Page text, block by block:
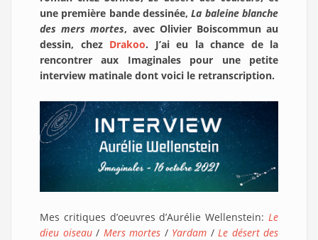
une première bande dessinée,La baleine blanche
des mers mortes, avec Olivier Boiscommun au
dessin, chez Drakoo. J’ai eu la chance de la
rencontrer aux Imaginales pour une petite
interview matinale dont voici le retranscription.
Mes critiques d’oeuvres d’Aurélie Wellenstein: Le
dieu oiseau/ Mers mortes / Yardam / Le désert des